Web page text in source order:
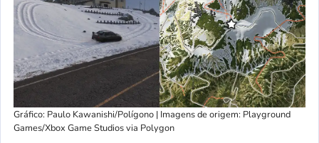
Gráfico: Paulo Kawanishi/Polígono | Imagens de origem: Playground
Games/Xbox Game Studios via Polygon